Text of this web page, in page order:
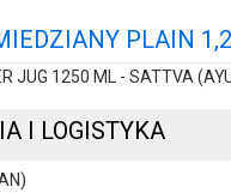
PLAIN
JUG 1250 ML - SATTVA
I LOGISTYKA